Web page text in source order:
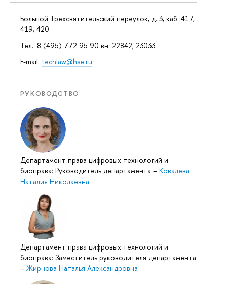
Большой Трехсвятительский переулок, д. 3, каб. 417,
419, 420
Тел.: 8 (495) 772 95 90 вн. 22842; 23033
E-mail: techlaw@hse.ru
РУКОВОДСТВО
Департамент права цифровых технологий и
биоправа: Руководитель департамента – Ковалева
Наталия Николаевна
Департамент права цифровых технологий и
биоправа: Заместитель руководителя департамента
– Жирнова Наталья Александровна